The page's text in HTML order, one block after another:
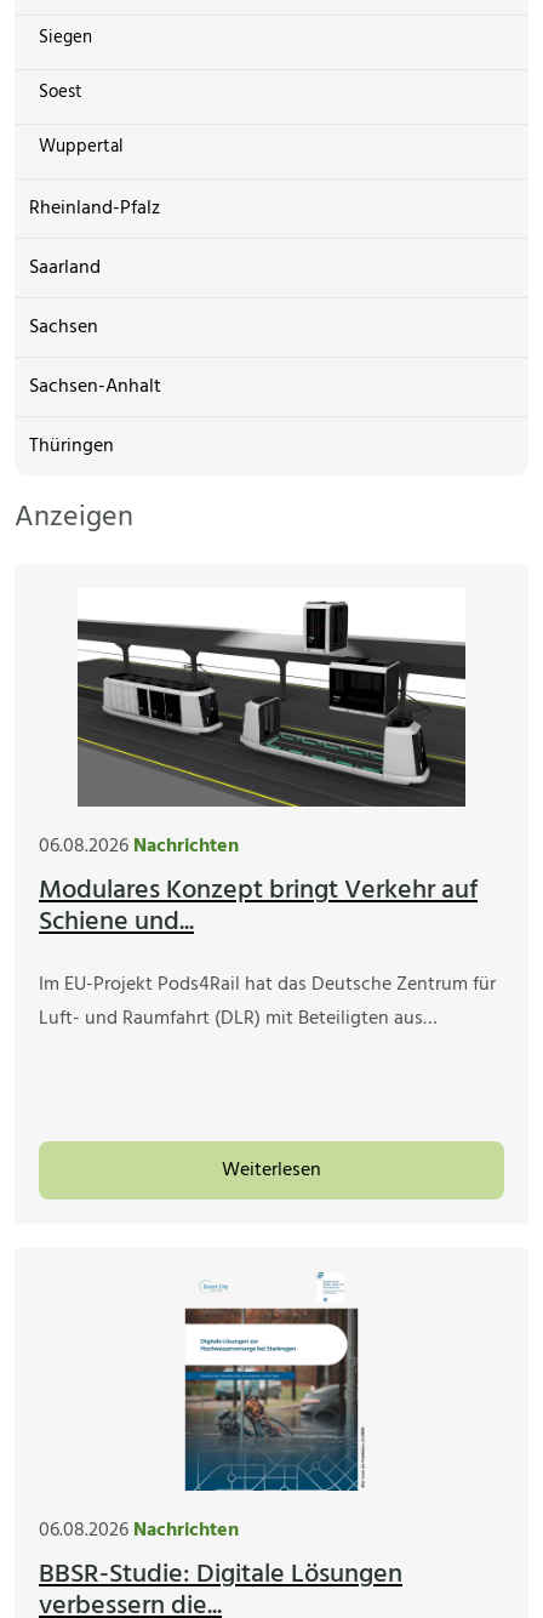
Siegen
Soest
Wuppertal
Rheinland-Pfalz
Saarland
Sachsen
Sachsen-Anhalt
Thüringen
Anzeigen
06.08.2026Nachrichten
Modulares Konzept bringt Verkehr auf
Schiene und...
Im EU-Projekt Pods4Rail hat das Deutsche Zentrum für
Luft- und Raumfahrt (DLR) mit Beteiligten aus…
Weiterlesen
06.08.2026Nachrichten
BBSR-Studie: Digitale Lösungen
verbessern die...